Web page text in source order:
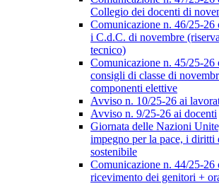
Collegio dei docenti di
Comunicazione n. 46/25-
i C.d.C. di novembre
tecnico)
Comunicazione n. 45/25-26
consigli di classe di
componenti elettive
Avviso n. 10/25-26 ai
Avviso n. 9/25-26 ai docenti
Giornata delle Nazioni
impegno per la pace, i diritti
sostenibile
Comunicazione n. 44/25-26
ricevimento dei genitori +